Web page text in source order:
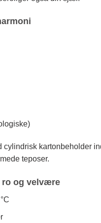
cylindrisk kartonbeholder
teposer.
ro og velvære